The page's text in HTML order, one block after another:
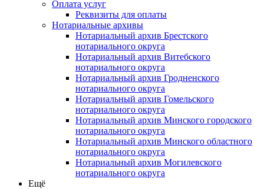
Оплата услуг
Реквизиты для оплаты
Нотариальные архивы
Нотариальный архив Брестского
нотариального округа
Нотариальный архив Витебского
нотариального округа
Нотариальный архив Гродненского
нотариального округа
Нотариальный архив Гомельского
нотариального округа
Нотариальный архив Минского городского
нотариального округа
Нотариальный архив Минского областного
нотариального округа
Нотариальный архив Могилевского
нотариального округа
Ещё